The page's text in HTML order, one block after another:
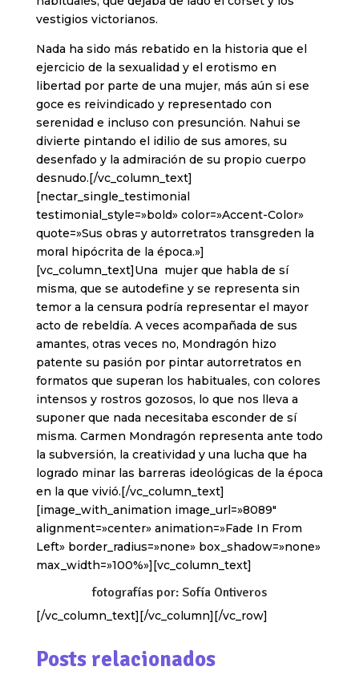
vestigios victorianos.
Nada ha sido más rebatido en la historia que el
ejercicio de la sexualidad y el erotismo en
libertad por parte de una mujer, más aún si ese
goce es reivindicado y representado con
serenidad e incluso con presunción. Nahui se
divierte pintando el idilio de sus amores, su
desenfado y la admiración de su propio cuerpo
desnudo.[/vc_column_text]
[nectar_single_testimonial
testimonial_style=»bold» color=»Accent-Color»
quote=»Sus obras y autorretratos transgreden la
moral hipócrita de la época.»]
[vc_column_text]Una mujer que habla de sí
misma, que se autodefine y se representa sin
temor a la censura podría representar el mayor
acto de rebeldía. A veces acompañada de sus
amantes, otras veces no, Mondragón hizo
patente su pasión por pintar autorretratos en
formatos que superan los habituales, con colores
intensos y rostros gozosos, lo que nos lleva a
suponer que nada necesitaba esconder de sí
misma. Carmen Mondragón representa ante todo
la subversión, la creatividad y una lucha que ha
logrado minar las barreras ideológicas de la época
en la que vivió.[/vc_column_text]
[image_with_animation image_url=»8089″
alignment=»center» animation=»Fade In From
Left» border_radius=»none» box_shadow=»none»
max_width=»100%»][vc_column_text]
fotografías por: Sofía Ontiveros
[/vc_column_text][/vc_column][/vc_row]
Posts relacionados